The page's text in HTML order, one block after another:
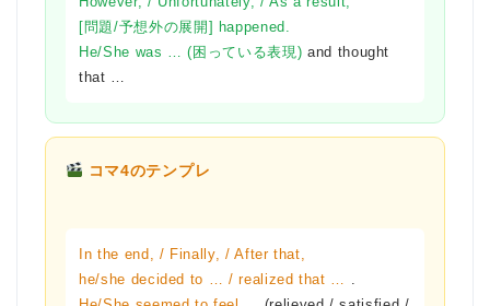
[問題/予想外の展開] happened.
He/She was … (困っている表現) and thought
that …
コマ4のテンプレ
In the end, / Finally, / After that,
he/she decided to … / realized that … .